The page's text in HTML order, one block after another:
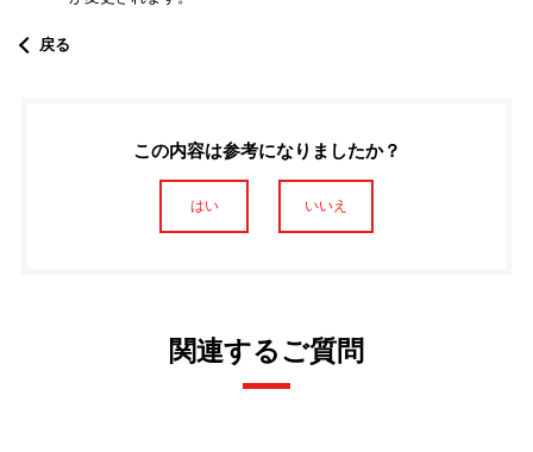
戻る
この内容は参考になりましたか？
はい いいえ
関連するご質問